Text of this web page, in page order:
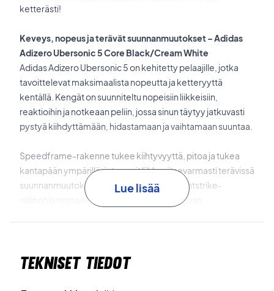
ketterästi!
Keveys, nopeus ja terävät suunnanmuutokset – Adidas
Adizero Ubersonic 5 Core Black/Cream White
Adidas Adizero Ubersonic 5 on kehitetty pelaajille, jotka
tavoittelevat maksimaalista nopeutta ja ketteryyttä
kentällä. Kengät on suunniteltu nopeisiin liikkeisiin,
reaktioihin ja notkeaan peliin, jossa sinun täytyy jatkuvasti
pystyä kiihdyttämään, hidastamaan ja vaihtamaan suuntaa.
Speedframe-rakenne tukee kiihtyvyyttä, pitoa ja tukea
kantapään ympärillä, joten voit liikkua itsevarmasti terävissä
suunnanmuutoksissa ja pitkillä jaksoilla. Lightstrike-
välipohja tarjoaa kevyen ja nopeasti reagoivan
Minimalistinen mesh-päällinen pitää painon alhaisena ja
kengän kulutukselle alttiissa kohdissa lisää kestävyyttä,
Lue lisää
Tekniset tiedot